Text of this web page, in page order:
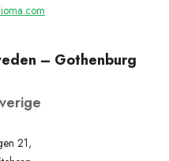
– Gothenburg
21,